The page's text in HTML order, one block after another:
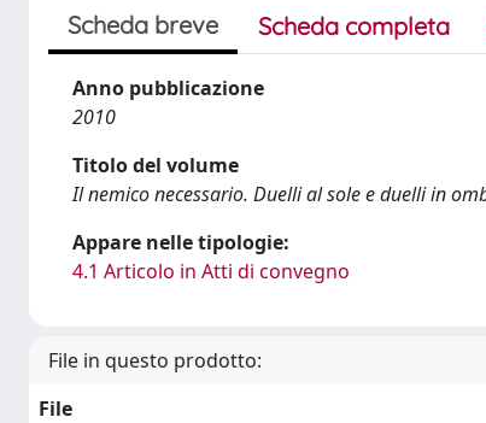
Scheda breve Scheda completa
Anno pubblicazione
2010
Titolo del volume
Il nemico necessario. Duelli al sole e duelli in
Appare nelle tipologie:
4.1 Articolo in Atti di convegno
File in questo prodotto:
File